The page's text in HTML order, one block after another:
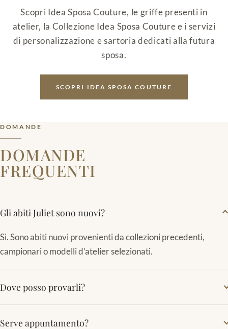
Scopri Idea Sposa Couture, le griffe presenti in
atelier, la Collezione Idea Sposa Couture e i servizi
di personalizzazione e sartoria dedicati alla futura
sposa.
SCOPRI IDEA SPOSA COUTURE
DOMANDE
DOMANDE
FREQUENTI
Gli abiti Juliet sono nuovi?
Sì. Sono abiti nuovi provenienti da collezioni precedenti,
campionari o modelli d’atelier selezionati.
Dove posso provarli?
Serve appuntamento?